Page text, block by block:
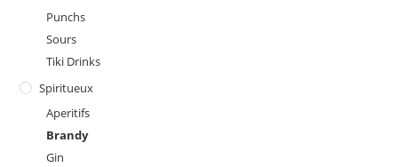
Punchs
Sours
Tiki Drinks
Spiritueux
Aperitifs
Brandy
Gin